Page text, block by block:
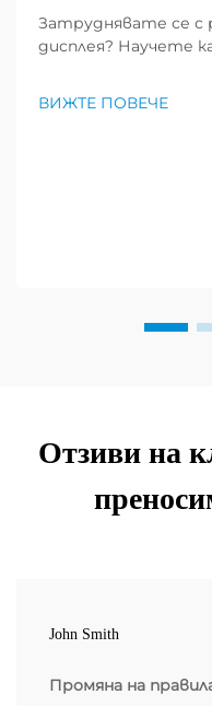
Затруднявате се с
дисплея? Научете
ВИЖТЕ ПОВЕЧЕ
Отзиви на
John Smith
Промяна на